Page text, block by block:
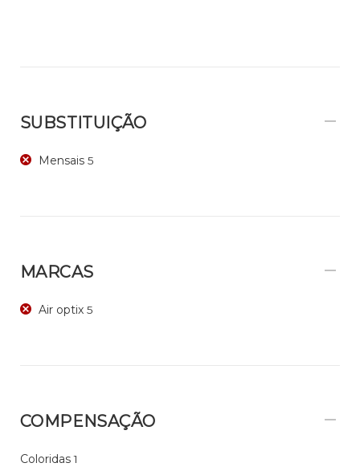
SUBSTITUIÇÃO
Mensais 5
MARCAS
Air optix 5
COMPENSAÇÃO
Coloridas 1